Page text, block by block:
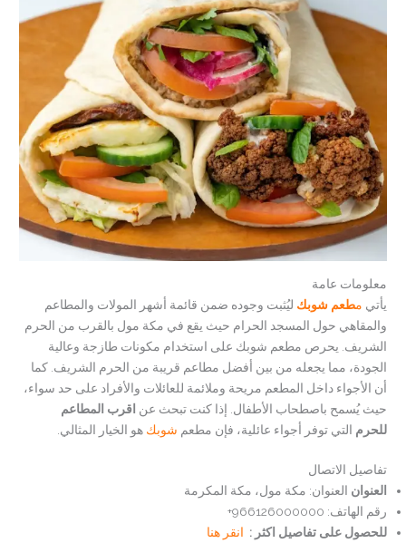
معلومات عامة
يأتي مطعم شوبك ليُثبت وجوده ضمن قائمة أشهر المولات والمطاعم
والمقاهي حول المسجد الحرام حيث يقع في مكة مول بالقرب من الحرم
الشريف. يحرص مطعم شوبك على استخدام مكونات طازجة وعالية
الجودة، مما يجعله من بين أفضل مطاعم قريبة من الحرم الشريف. كما
أن الأجواء داخل المطعم مريحة وملائمة للعائلات والأفراد على حد سواء،
حيث يُسمح باصطحاب الأطفال. إذا كنت تبحث عن اقرب المطاعم
للحرم التي توفر أجواء عائلية، فإن مطعم شوبكهو الخيار المثالي.
تفاصيل الاتصال
العنوان العنوان: مكة مول، مكة المكرمة
رقم الهاتف: 966126000000+
للحصول على تفاصيل اكثر : انقر هنا